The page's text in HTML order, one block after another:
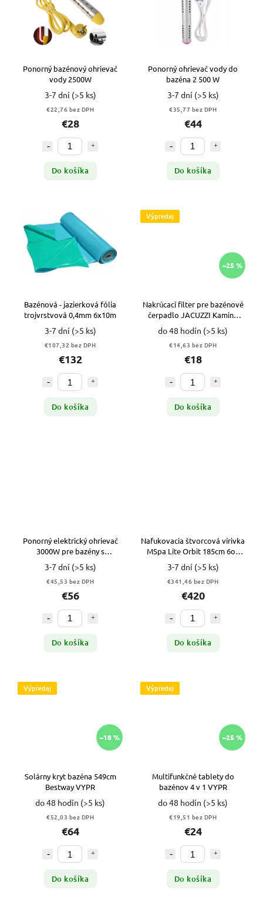
Ponorný bazénový ohrievač
vody 2500W
3-7 dní (>5 ks)
€22,76 bez DPH
€28
Do košíka
Ponorný ohrievač vody do
bazéna 2 500 W
3-7 dní (>5 ks)
€35,77 bez DPH
€44
Do košíka
Bazénová - jazierková fólia
trojvrstvová 0,4mm 6x10m
3-7 dní (>5 ks)
€107,32 bez DPH
€132
Do košíka
Výpredaj
–25 %
Nakrúcací filter pre bazénové
čerpadlo JACUZZI Kamino
VYPR
do 48 hodín (>5 ks)
€14,63 bez DPH
€18
Do košíka
Ponorný elektrický ohrievač
3000W pre bazény s
časovačom
3-7 dní (>5 ks)
€45,53 bez DPH
€56
Do košíka
Nafukovacia štvorcová vírivka
MSpa Lite Orbit 185cm 6os
930L
3-7 dní (>5 ks)
€341,46 bez DPH
€420
Do košíka
Výpredaj
–18 %
Solárny kryt bazéna 549cm
Bestway VYPR
do 48 hodín (>5 ks)
€52,03 bez DPH
€64
Do košíka
Výpredaj
–25 %
Multifunkčné tablety do
bazénov 4 v 1 VYPR
do 48 hodín (>5 ks)
€19,51 bez DPH
€24
Do košíka